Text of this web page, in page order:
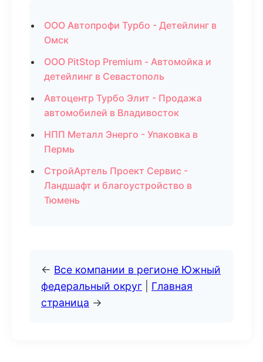
ООО Автопрофи Турбо - Детейлинг в
Омск
ООО PitStop Premium - Автомойка и
детейлинг в Севастополь
Автоцентр Турбо Элит - Продажа
автомобилей в Владивосток
НПП Металл Энерго - Упаковка в
Пермь
СтройАртель Проект Сервис -
Ландшафт и благоустройство в
Тюмень
← Все компании в регионе Южный
федеральный округ
Главная
страница →